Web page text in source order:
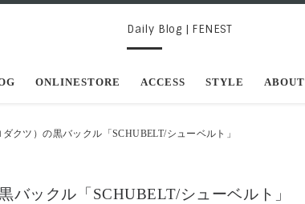
Daily Blog | FENEST
ONLINESTORE ACCESS STYLE ABOUT
クツ）の黒バックル「SCHUBELT/シューベルト」
バックル「SCHUBELT/シューベルト」